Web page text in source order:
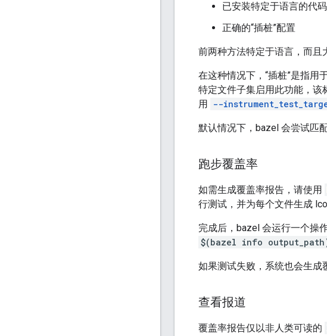
已安装特定于语言的代
正确的“插桩”配置
前两种方法特定于语言，而且
在这种情况下，“插桩”是指用
特定文件子集启用此功能，该
用 --
默认情况下，bazel 会尝试匹
跑步覆盖率
如需生成覆盖率报告，请使用
行测试，并为每个文件生成
完成后，bazel 会运行一个操
$(bazel info
如果测试失败，系统也会生成
查看报道
覆盖率报告仅以非人类可读的